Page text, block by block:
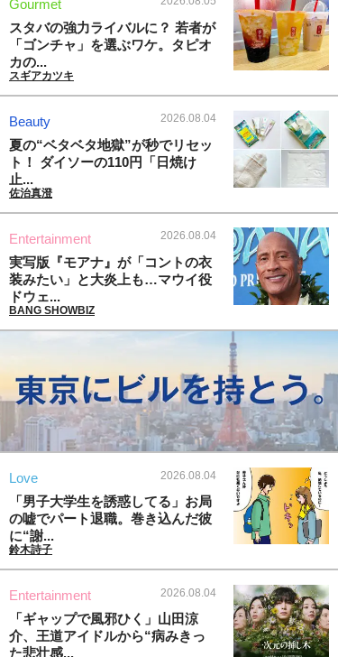
Gourmet
スタバの強力ライバルに？ 若者が
「ゴンチャ」を選ぶワケ。タピオ
カの...
スギアカツキ
Beauty 2026.08.04
夏の“ベタベタ地獄”が秒でリセッ
ト！ ダイソーの110円「日焼け
止...
佐治真澄
Entertainment 2026.08.04
実写版『モアナ』が「コントの衣
装みたい」と大炎上も…マウイ役
ドウェ...
BANG SHOWBIZ
Love 2026.08.04
「男子大学生を誘惑してる」お局
の嘘でパート退職。巻き込んだ彼
に“謝...
鈴木詩子
Entertainment 2026.08.04
「ギャップで風邪ひく」山田涼
介、王道アイドルから“病みきっ
た悲壮感...